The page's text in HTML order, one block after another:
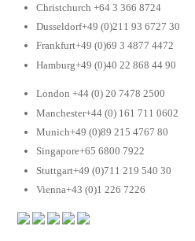
Christchurch +64 3 366 8724
Dusseldorf+49 (0)211 93 6727 30
Frankfurt+49 (0)69 3 4877 4472
Hamburg+49 (0)40 22 868 44 90
London +44 (0) 20 7478 2500
Manchester+44 (0) 161 711 0602
Munich+49 (0)89 215 4767 80
Singapore+65 6800 7922
Stuttgart+49 (0)711 219 540 30
Vienna+43 (0)1 226 7226